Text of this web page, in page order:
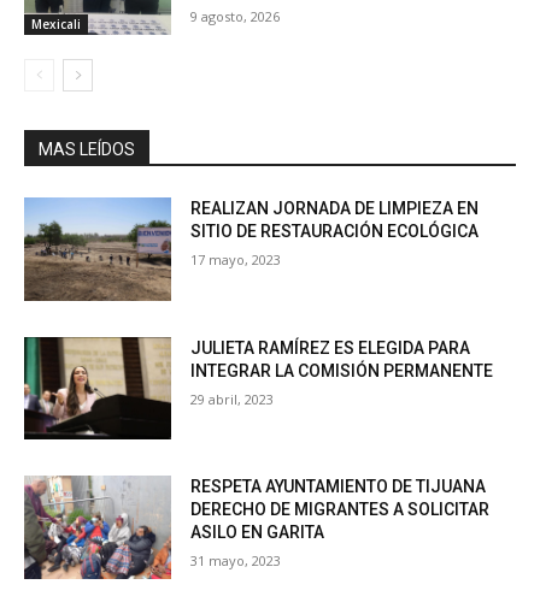
Mexicali 9 agosto, 2026
MAS LEÍDOS
REALIZAN JORNADA DE LIMPIEZA EN
SITIO DE RESTAURACIÓN ECOLÓGICA
17 mayo, 2023
JULIETA RAMÍREZ ES ELEGIDA PARA
INTEGRAR LA COMISIÓN PERMANENTE
29 abril, 2023
RESPETA AYUNTAMIENTO DE TIJUANA
DERECHO DE MIGRANTES A SOLICITAR
ASILO EN GARITA
31 mayo, 2023